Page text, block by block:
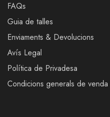
FAQs
Guia de talles
Enviaments & Devolucions
Avís Legal
Política de Privadesa
Condicions generals de venda